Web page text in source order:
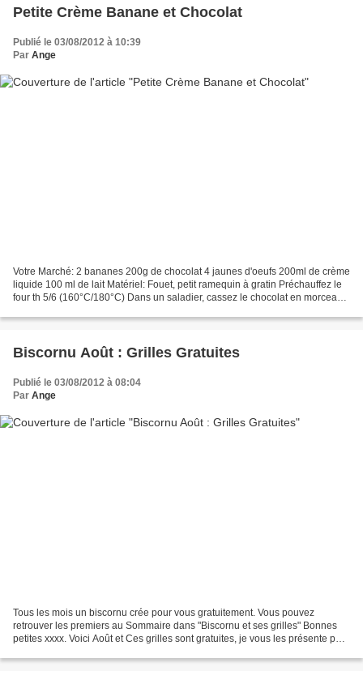
Petite Crème Banane et Chocolat
Publié le 03/08/2012 à 10:39
Par Ange
Votre Marché: 2 bananes 200g de chocolat 4 jaunes d'oeufs 200ml de crème
liquide 100 ml de lait Matériel: Fouet, petit ramequin à gratin Préchauffez le
four th 5/6 (160°C/180°C) Dans un saladier, cassez le chocolat en morceaux,
Biscornu Août : Grilles Gratuites
Publié le 03/08/2012 à 08:04
Par Ange
Tous les mois un biscornu crée pour vous gratuitement. Vous pouvez
retrouver les premiers au Sommaire dans "Biscornu et ses grilles" Bonnes
petites xxxx. Voici Août et Ces grilles sont gratuites, je vous les présente pour